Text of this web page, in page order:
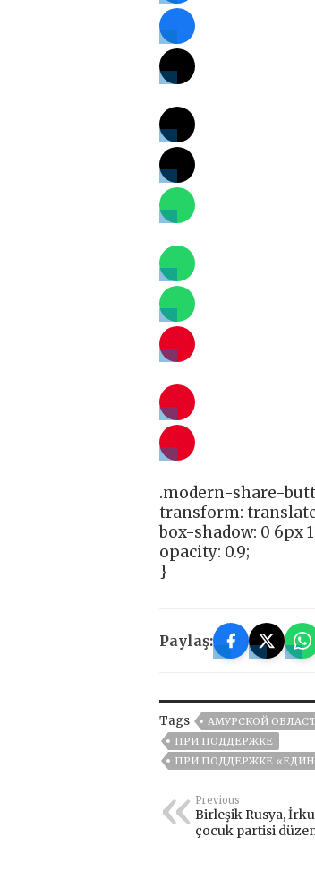
.modern-share-
transform:
box-shadow: 0 6px
opacity: 0.9;
}
Paylaş:
Tags АМУРСКОЙ
ПРИ ПОДДЕРЖКЕ
ПРИ ПОДДЕРЖКЕ
Previous
Birleşik Rusya,
çocuk partisi